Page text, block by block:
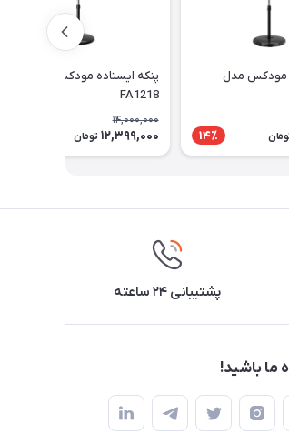
مودکس مدل
14٪
پنکه ایستاده مودکس مدل
FA1218
14,000,000
12,399,000 تومان
پشتیبانی ۲۴ ساعته
ما باشید!